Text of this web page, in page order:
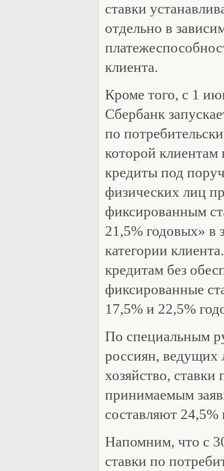
ставки
отдельно в
клиента.
Кроме того, с 1
Сбербанк
по
которой клиентам
кредиты под
физических лиц
фиксированным
21,5% годовых» в
категории
кредитам без
фиксированные
17,5% и 22,5%
По специальным
россиян, ведущих
хозяйство, ставки
принимаемым
составляют 24,5%
Напомним, что с
ставки по